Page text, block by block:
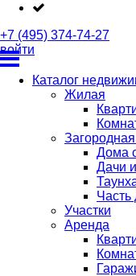
+7 (495) 374-74-27
войти
Каталог
Жилая
Дома
Дачи
Часть
Участки
Аренда